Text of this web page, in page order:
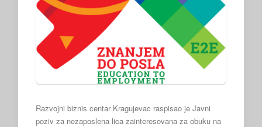
Razvojni biznis centar Kragujevac raspisao je Javni
poziv za nezaposlena lica zainteresovana za obuku na